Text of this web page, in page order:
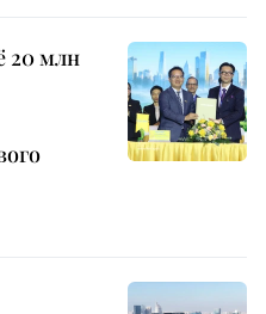
20 млн